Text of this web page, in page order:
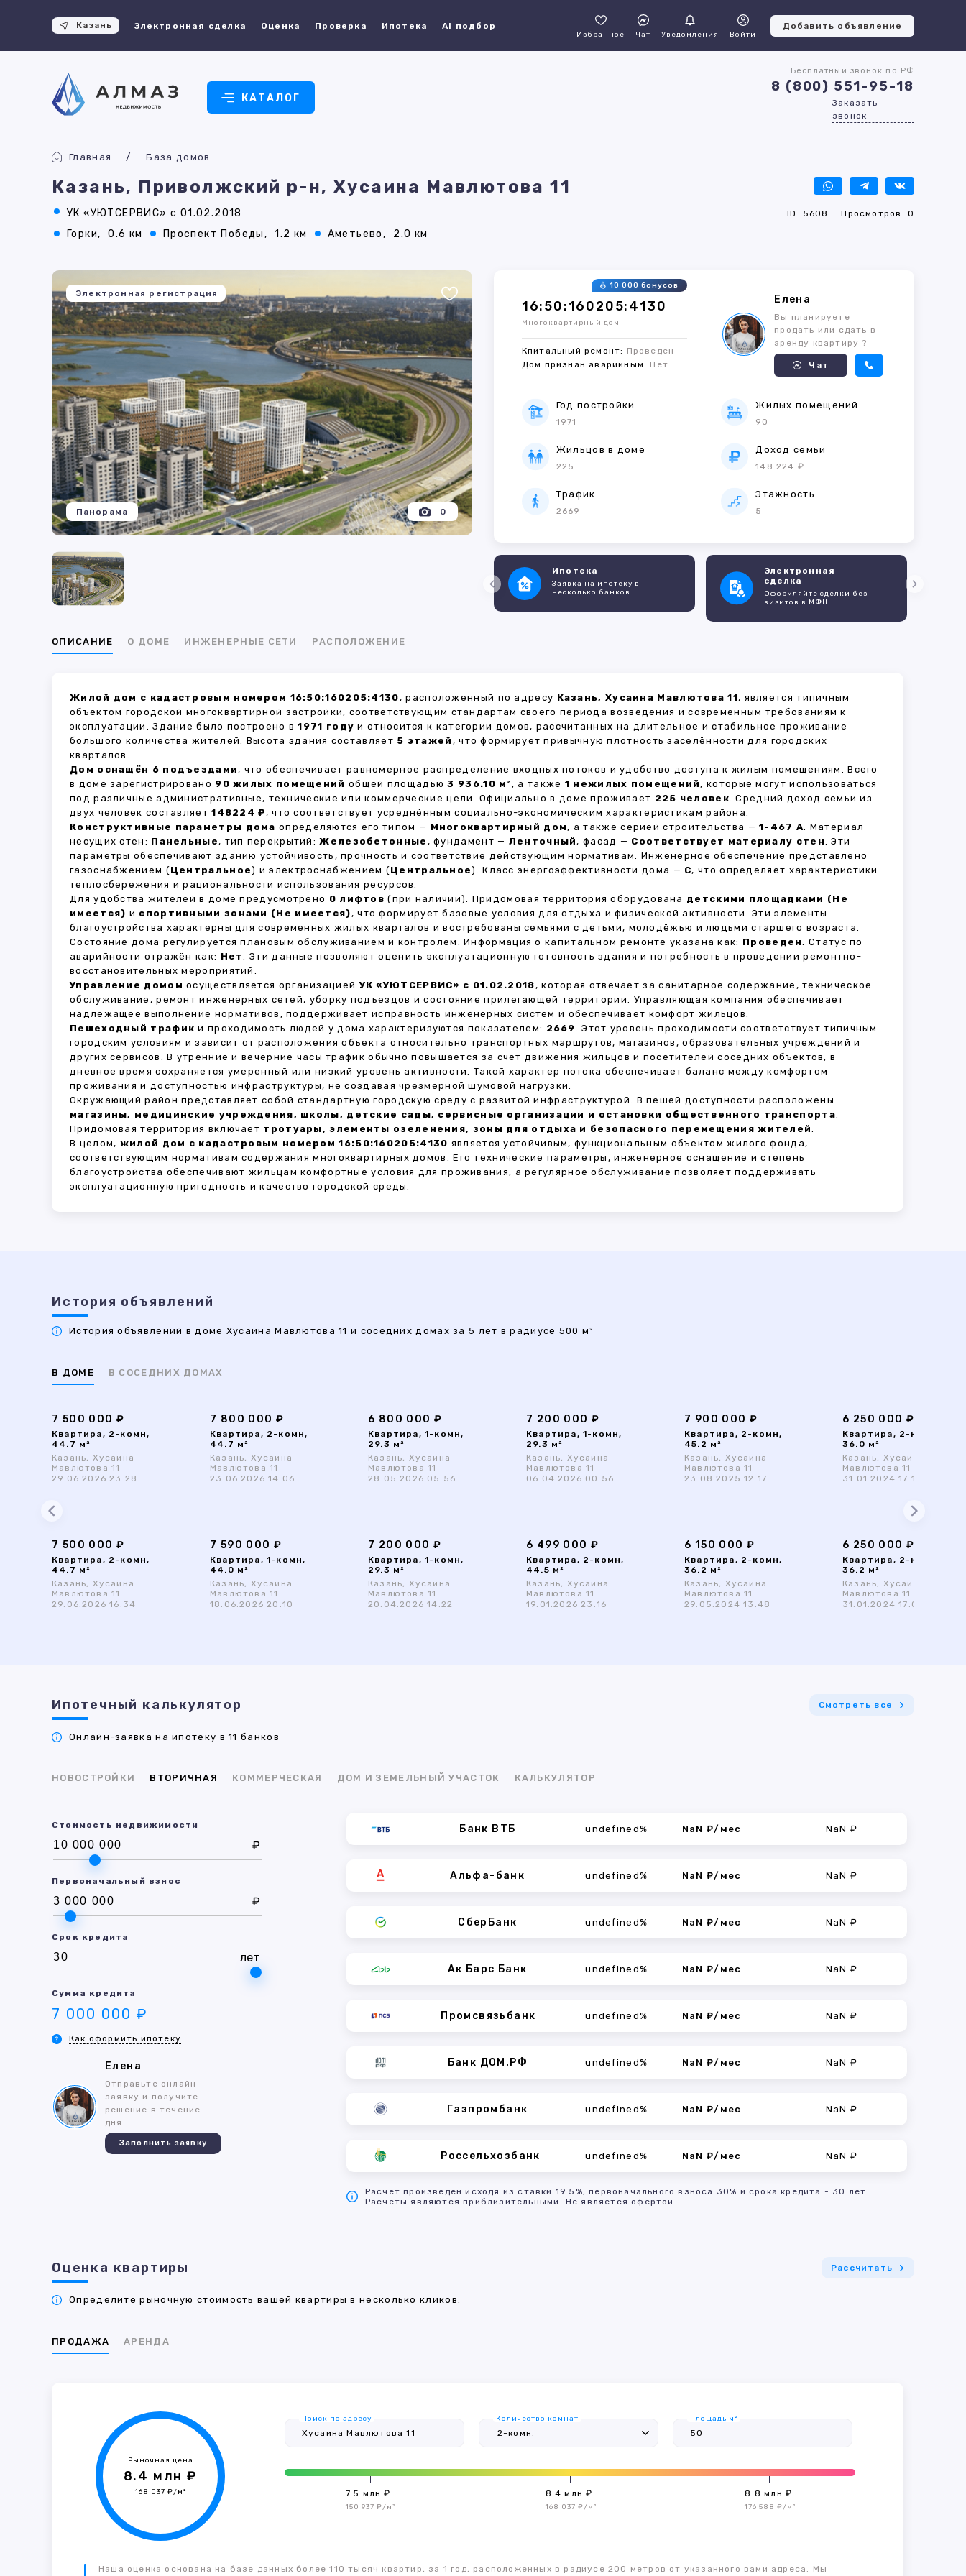
Казань Электронная сделка Оценка Проверка Ипотека AI подбор
Избранное Чат Уведомления Войти
Добавить объявление
КАТАЛОГ
Бесплатный звонок по РФ
8 (800) 551-95-18
Заказать
звонок
Главная База домов
Казань, Приволжский р-н, Хусаина Мавлютова 11
УК «УЮТСЕРВИС» с 01.02.2018 ID: 5608 Просмотров: 0
Горки, 0.6 км Проспект Победы, 1.2 км Аметьево, 2.0 км
Электронная регистрация
0
Панорама
16:50:160205:4130
10 000 бонусов
Многоквартирный дом
Кпитальный ремонт: Проведен
Дом признан аварийным: Нет
Елена
Вы планируете
продать или сдать в
аренду квартиру ?
Чат
Год постройки
1971
Жилых помещений
90
Жильцов в доме
225
Доход семьи
148 224 ₽
Трафик
2669
Этажность
5
Ипотека
Заявка на ипотеку в
несколько банков
Электронная
сделка
Оформляйте сделки без
визитов в МФЦ
ОПИСАНИЕ О ДОМЕ ИНЖЕНЕРНЫЕ СЕТИ РАСПОЛОЖЕНИЕ
Жилой дом с кадастровым номером 16:50:160205:4130, расположенный по адресу Казань, Хусаина Мавлютова 11, является типичным
объектом городской многоквартирной застройки, соответствующим стандартам своего периода возведения и современным требованиям к
эксплуатации. Здание было построено в1971 году и относится к категории домов, рассчитанных на длительное и стабильное проживание
большого количества жителей. Высота здания составляет 5 этажей , что формирует привычную плотность заселённости для городских
кварталов.
Дом оснащён 6 подъездами, что обеспечивает равномерное распределение входных потоков и удобство доступа к жилым помещениям. Всего
в доме зарегистрировано 90 жилых помещений общей площадью3 936.10 м² , а также 1 нежилых помещений, которые могут использоваться
под различные административные, технические или коммерческие цели. Официально в доме проживает 225 человек. Средний доход семьи из
двух человек составляет148224 ₽, что соответствует усреднённым социально-экономическим характеристикам района.
Конструктивные параметры дома определяются его типом — Многоквартирный дом, а также серией строительства —1-467 А. Материал
несущих стен: Панельные, тип перекрытий:Железобетонные , фундамент — Ленточный, фасад — Соответствует материалу стен. Эти
параметры обеспечивают зданию устойчивость, прочность и соответствие действующим нормативам. Инженерное обеспечение представлено
газоснабжением (Центральное) и электроснабжением (Центральное). Класс энергоэффективности дома — C, что определяет характеристики
теплосбережения и рациональности использования ресурсов.
Для удобства жителей в доме предусмотрено 0 лифтов (при наличии). Придомовая территория оборудована детскими площадками (Не
имеется) и спортивными зонами (Не имеется), что формирует базовые условия для отдыха и физической активности. Эти элементы
благоустройства характерны для современных жилых кварталов и востребованы семьями с детьми, молодёжью и людьми старшего возраста.
Состояние дома регулируется плановым обслуживанием и контролем. Информация о капитальном ремонте указана как: Проведен. Статус по
аварийности отражён как: Нет. Эти данные позволяют оценить эксплуатационную готовность здания и потребность в проведении ремонтно-
восстановительных мероприятий.
Управление домом осуществляется организациейУК «УЮТСЕРВИС» с 01.02.2018, которая отвечает за санитарное содержание, техническое
обслуживание, ремонт инженерных сетей, уборку подъездов и состояние прилегающей территории. Управляющая компания обеспечивает
надлежащее выполнение нормативов, поддерживает исправность инженерных систем и обеспечивает комфорт жильцов.
Пешеходный трафик и проходимость людей у дома характеризуются показателем: 2669. Этот уровень проходимости соответствует типичным
городским условиям и зависит от расположения объекта относительно транспортных маршрутов, магазинов, образовательных учреждений и
других сервисов. В утренние и вечерние часы трафик обычно повышается за счёт движения жильцов и посетителей соседних объектов, в
дневное время сохраняется умеренный или низкий уровень активности. Такой характер потока обеспечивает баланс между комфортом
проживания и доступностью инфраструктуры, не создавая чрезмерной шумовой нагрузки.
Окружающий район представляет собой стандартную городскую среду с развитой инфраструктурой. В пешей доступности расположены
магазины, медицинские учреждения, школы, детские сады, сервисные организации и остановки общественного транспорта.
Придомовая территория включает тротуары, элементы озеленения, зоны для отдыха и безопасного перемещения жителей.
В целом, жилой дом с кадастровым номером 16:50:160205:4130 является устойчивым, функциональным объектом жилого фонда,
соответствующим нормативам содержания многоквартирных домов. Его технические параметры, инженерное оснащение и степень
благоустройства обеспечивают жильцам комфортные условия для проживания, а регулярное обслуживание позволяет поддерживать
эксплуатационную пригодность и качество городской среды.
История объявлений
История объявлений в доме Хусаина Мавлютова 11 и соседних домах за 5 лет в радиусе 500 м²
В ДОМЕ В СОСЕДНИХ ДОМАХ
7 500 000 ₽
Квартира, 2-комн,
44.7 м²
Казань, Хусаина
Мавлютова 11
29.06.2026 23:28
7 800 000 ₽
Квартира, 2-комн,
44.7 м²
Казань, Хусаина
Мавлютова 11
23.06.2026 14:06
6 800 000 ₽
Квартира, 1-комн,
29.3 м²
Казань, Хусаина
Мавлютова 11
28.05.2026 05:56
7 200 000 ₽
Квартира, 1-комн,
29.3 м²
Казань, Хусаина
Мавлютова 11
06.04.2026 00:56
7 900 000 ₽
Квартира, 2-комн,
45.2 м²
Казань, Хусаина
Мавлютова 11
23.08.2025 12:17
6 250 000 ₽
Квартира, 2-комн,
36.0 м²
Казань, Хусаина
Мавлютова 11
31.01.2024 17:16
7 500 000 ₽
Квартира, 2-комн,
44.7 м²
Казань, Хусаина
Мавлютова 11
29.06.2026 16:34
7 590 000 ₽
Квартира, 1-комн,
44.0 м²
Казань, Хусаина
Мавлютова 11
18.06.2026 20:10
7 200 000 ₽
Квартира, 1-комн,
29.3 м²
Казань, Хусаина
Мавлютова 11
20.04.2026 14:22
6 499 000 ₽
Квартира, 2-комн,
44.5 м²
Казань, Хусаина
Мавлютова 11
19.01.2026 23:16
6 150 000 ₽
Квартира, 2-комн,
36.2 м²
Казань, Хусаина
Мавлютова 11
29.05.2024 13:48
6 250 000 ₽
Квартира, 2-комн,
36.2 м²
Казань, Хусаина
Мавлютова 11
31.01.2024 17:03
Ипотечный калькулятор Смотреть все
Онлайн-заявка на ипотеку в 11 банков
НОВОСТРОЙКИ ВТОРИЧНАЯ КОММЕРЧЕСКАЯ ДОМ И ЗЕМЕЛЬНЫЙ УЧАСТОК КАЛЬКУЛЯТОР
Стоимость недвижимости
₽
Первоначальный взнос
₽
Срок кредита
лет
Сумма кредита
7 000 000 ₽
Как оформить ипотеку
Елена
Отправьте онлайн-
заявку и получите
решение в течение
дня
Заполнить заявку
Банк ВТБ undefined% NaN ₽/мес NaN ₽
Альфа-банк undefined% NaN ₽/мес NaN ₽
СберБанк undefined% NaN ₽/мес NaN ₽
Ак Барс Банк undefined% NaN ₽/мес NaN ₽
Промсвязьбанк undefined% NaN ₽/мес NaN ₽
Банк ДОМ.РФ undefined% NaN ₽/мес NaN ₽
Газпромбанк undefined% NaN ₽/мес NaN ₽
Россельхозбанк undefined% NaN ₽/мес NaN ₽
Расчет произведен исходя из ставки 19.5%, первоначального взноса 30% и срока кредита - 30 лет.
Расчеты являются приблизительными. Не является офертой.
Оценка квартиры Рассчитать
Определите рыночную стоимость вашей квартиры в несколько кликов.
ПРОДАЖА АРЕНДА
Рыночная цена
8.4 млн ₽
168 037 ₽/м²
Поиск по адресу Количество комнат Площадь м²
7.5 млн ₽
150 937 ₽/м²
8.4 млн ₽
168 037 ₽/м²
8.8 млн ₽
176 588 ₽/м²
Наша оценка основана на базе данных более 110 тысяч квартир, за 1 год, расположенных в радиусе 200 метров от указанного вами адреса. Мы